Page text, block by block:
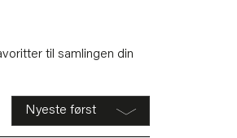
til samlingen din